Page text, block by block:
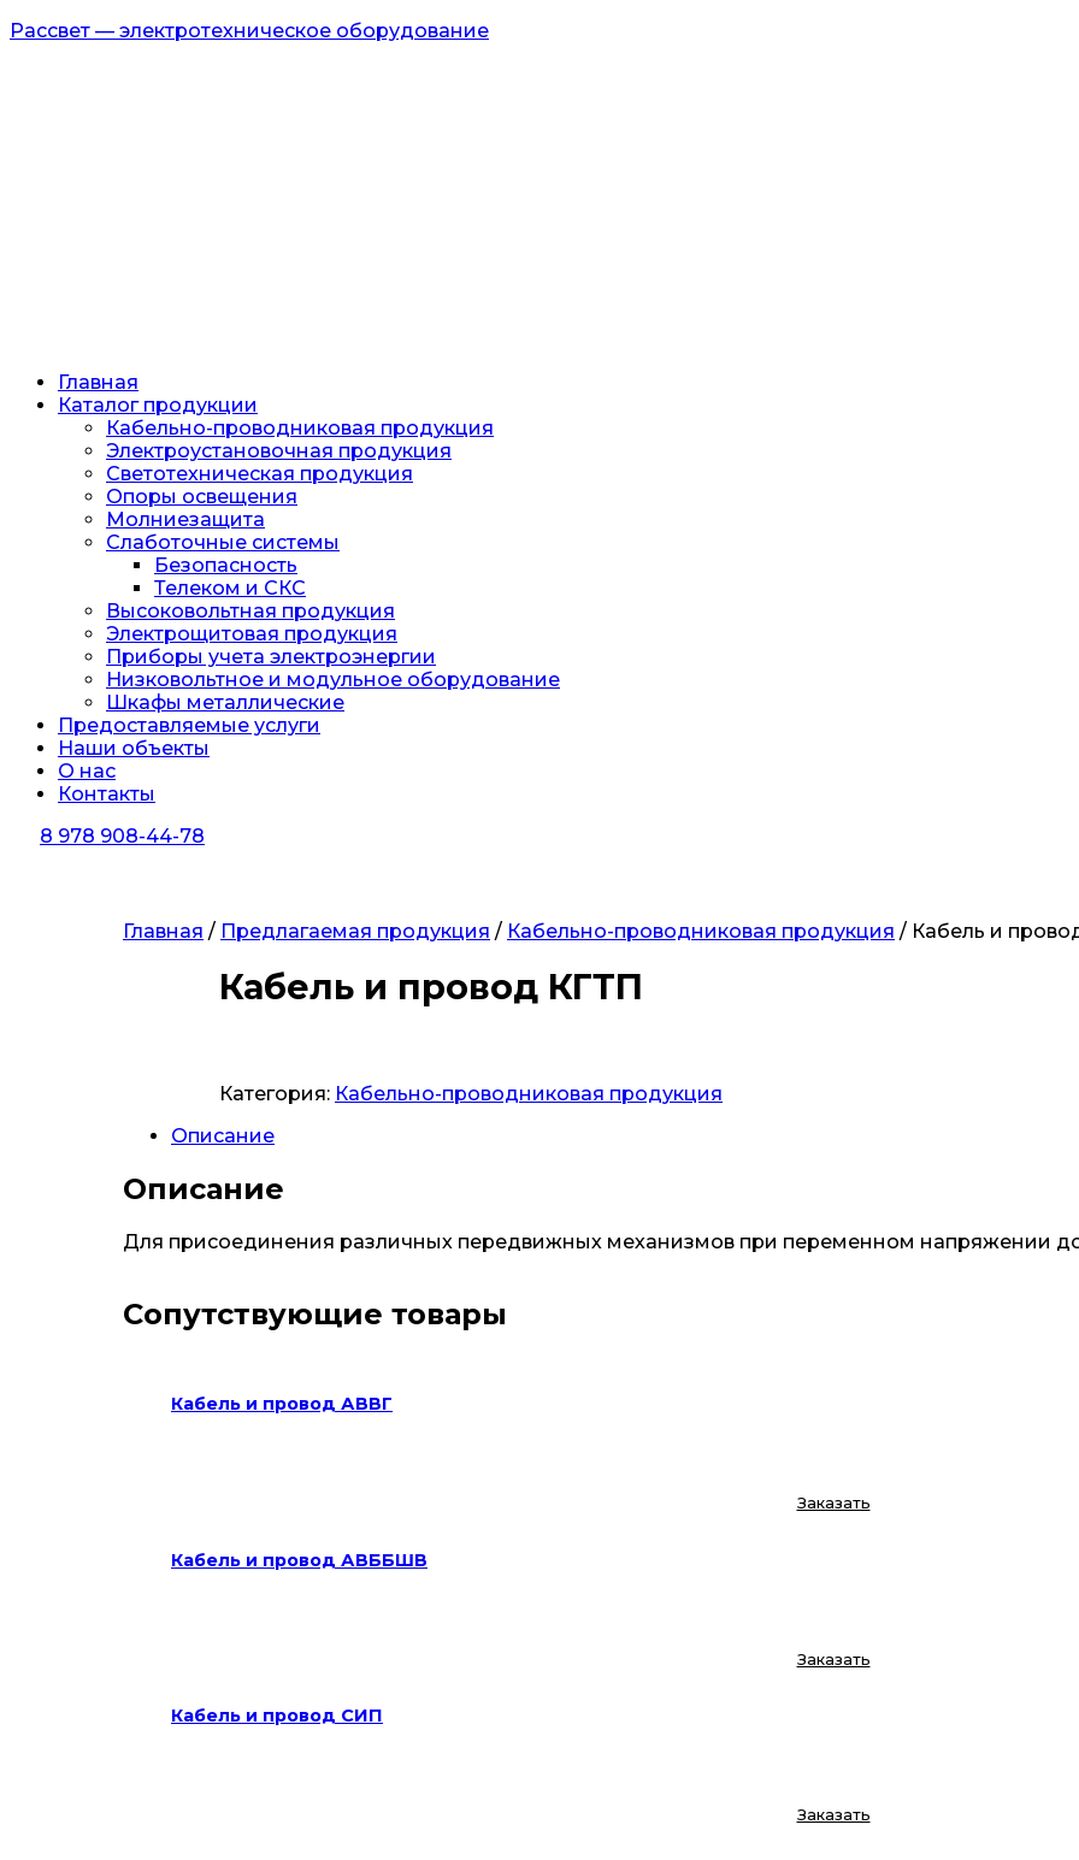
Рассвет — электротехническое оборудование
Главная
Каталог продукции
Кабельно-проводниковая продукция
Электроустановочная продукция
Светотехническая продукция
Опоры освещения
Молниезащита
Слаботочные системы
Безопасность
Телеком и СКС
Высоковольтная продукция
Электрощитовая продукция
Приборы учета электроэнергии
Низковольтное и модульное оборудование
Шкафы металлические
Предоставляемые услуги
Наши объекты
О нас
Контакты
8 978 908-44-78
Главная / Предлагаемая продукция / Кабельно-проводниковая продукция / Кабель и
Кабель и провод КГТП
Категория: Кабельно-проводниковая продукция
Описание
Описание
Для присоединения различных передвижных механизмов при переменном напряжении до
Сопутствующие товары
Кабель и провод АВВГ
Заказать
Кабель и провод АВББШВ
Заказать
Кабель и провод СИП
Заказать